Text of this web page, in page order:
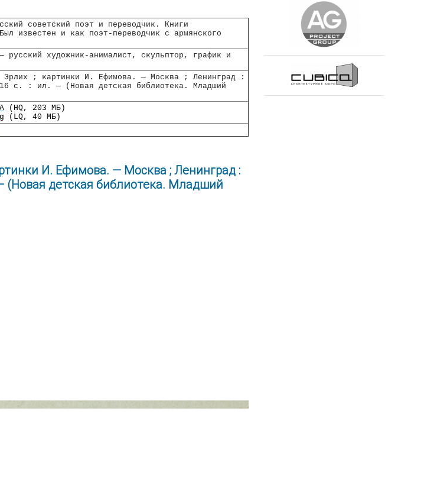
советский поэт и переводчик. Книги
известен и как поэт-переводчик с армянского
художник-анималист, скульптор, график и
; картинки И. Ефимова. — Москва ; Ленинград :
16 c. : ил. — (Новая детская библиотека. Младший
(HQ, 203 МБ)
(LQ, 40 МБ)
И. Ефимова. — Москва ; Ленинград :
(Новая детская библиотека. Младший